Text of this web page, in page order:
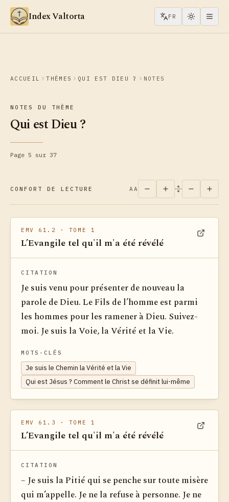
Aller au contenu
Index Valtorta FR
ACCUEIL THÈMES QUI EST DIEU ? NOTES
NOTES DU THÈME
Qui est Dieu ?
Page 5 sur 37
CONFORT DE LECTURE AA
EMV 61.2 · TOME 1
L’Evangile tel qu'il m'a été révélé
CITATION
Je suis venu pour présenter de nouveau la
parole de Dieu. Le Fils de l’homme est parmi
les hommes pour les ramener à Dieu. Suivez-
moi. Je suis la Voie, la Vérité et la Vie.
MOTS-CLÉS
Je suis le Chemin la Vérité et la Vie
Qui est Jésus ? Comment le Christ se définit lui-même
EMV 61.3 · TOME 1
L’Evangile tel qu'il m'a été révélé
CITATION
– Je suis la Pitié qui se penche sur toute misère
qui m’appelle. Je ne la refuse à personne. Je ne